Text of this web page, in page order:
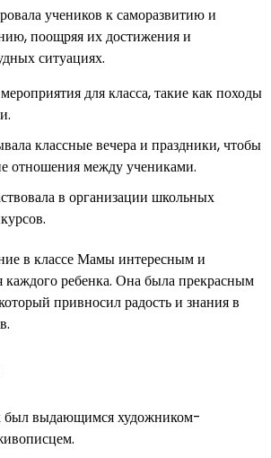
учеников к саморазвитию и
поощряя их достижения и
ситуациях.
для класса, такие как походы
классные вечера и праздники, чтобы
отношения между учениками.
в организации школьных
в классе Мамы интересным и
ребенка. Она была прекрасным
привносил радость и знания в
выдающимся художником-